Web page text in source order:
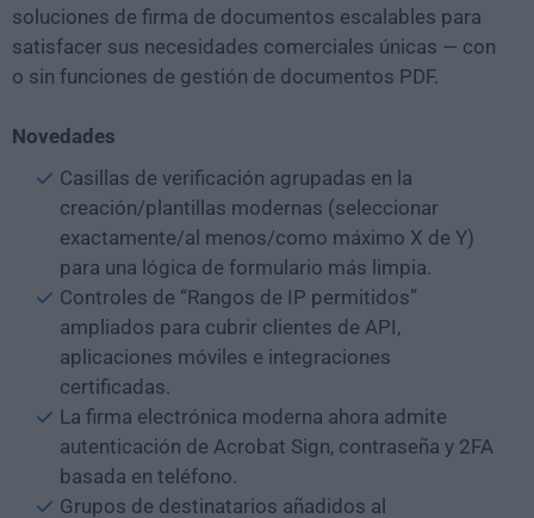
soluciones de firma de documentos escalables para
satisfacer sus necesidades comerciales únicas — con
o sin funciones de gestión de documentos PDF.
Novedades
Casillas de verificación agrupadas en la
creación/plantillas modernas (seleccionar
exactamente/al menos/como máximo X de Y)
para una lógica de formulario más limpia.
Controles de “Rangos de IP permitidos”
ampliados para cubrir clientes de API,
aplicaciones móviles e integraciones
certificadas.
La firma electrónica moderna ahora admite
autenticación de Acrobat Sign, contraseña y 2FA
basada en teléfono.
Grupos de destinatarios añadidos al